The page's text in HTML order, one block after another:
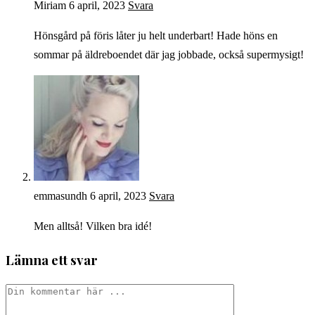
Miriam 6 april, 2023 Svara
Hönsgård på föris låter ju helt underbart! Hade höns en
sommar på äldreboendet där jag jobbade, också supermysigt!
emmasundh 6 april, 2023 Svara
Men alltså! Vilken bra idé!
Lämna ett svar
Kommentar